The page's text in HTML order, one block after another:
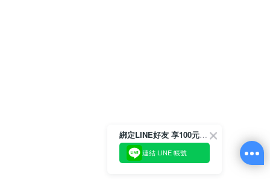
綁定LINE好友 享100元折價券
連結 LINE 帳號